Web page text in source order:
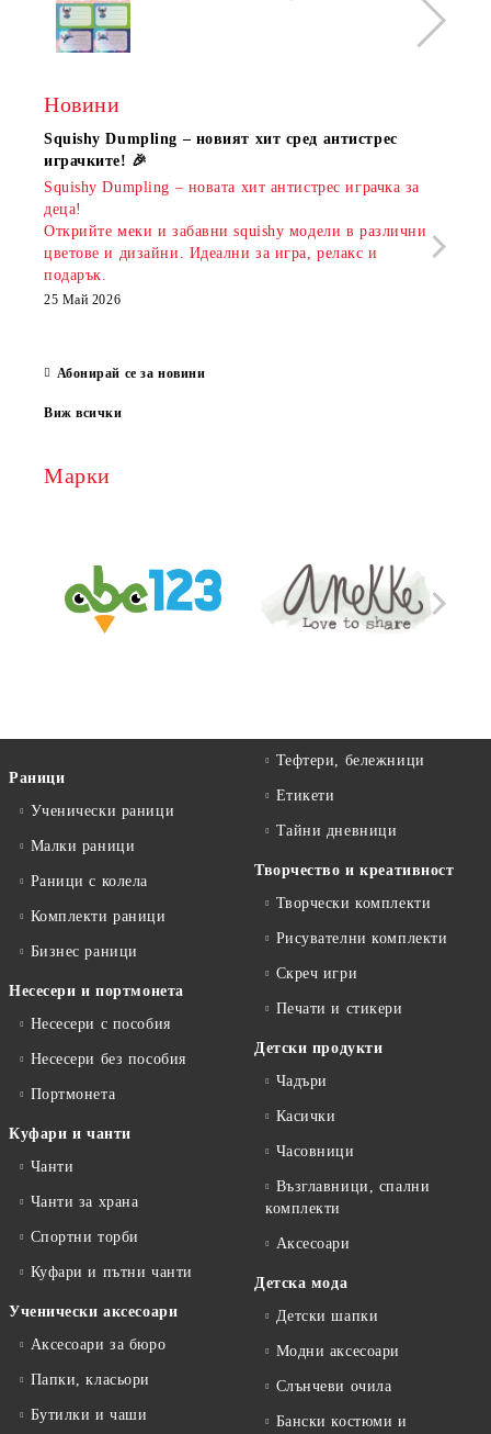
Новини
Squishy Dumpling – новият хит сред антистрес
играчките! 🎉
Squishy Dumpling – новата хит антистрес играчка за
деца!
Открийте меки и забавни squishy модели в различни
цветове и дизайни. Идеални за игра, релакс и
подарък.
25 Май 2026
Абонирай се за новини
Виж всички
Марки
Раници
Ученически раници
Малки раници
Раници с колела
Комплекти раници
Бизнес раници
Несесери и портмонета
Несесери с пособия
Несесери без пособия
Портмонета
Куфари и чанти
Чанти
Чанти за храна
Спортни торби
Куфари и пътни чанти
Ученически аксесоари
Аксесоари за бюро
Папки, класьори
Бутилки и чаши
Тефтери, бележници
Етикети
Тайни дневници
Творчество и креативност
Творчески комплекти
Рисувателни комплекти
Скреч игри
Печати и стикери
Детски продукти
Чадъри
Касички
Часовници
Възглавници, спални
комплекти
Аксесоари
Детска мода
Детски шапки
Модни аксесоари
Слънчеви очила
Бански костюми и